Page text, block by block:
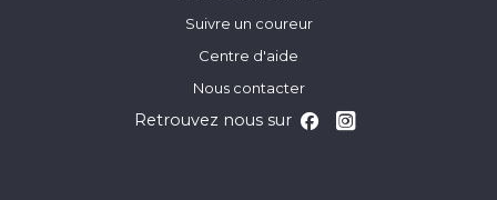
Suivre un coureur
Centre d'aide
Nous contacter
Retrouvez nous sur